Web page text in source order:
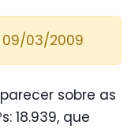
03/2009
sobre as
18.939, que